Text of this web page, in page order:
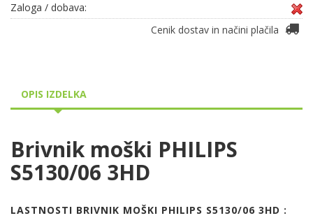
Zaloga / dobava:
Cenik dostav in načini plačila
OPIS IZDELKA
Brivnik moški PHILIPS
S5130/06 3HD
LASTNOSTI BRIVNIK MOŠKI PHILIPS S5130/06 3HD :